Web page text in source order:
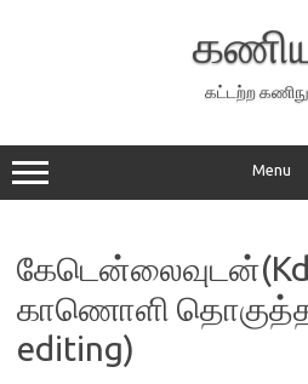
கட்டற்ற
Menu
காணொளி
editing)